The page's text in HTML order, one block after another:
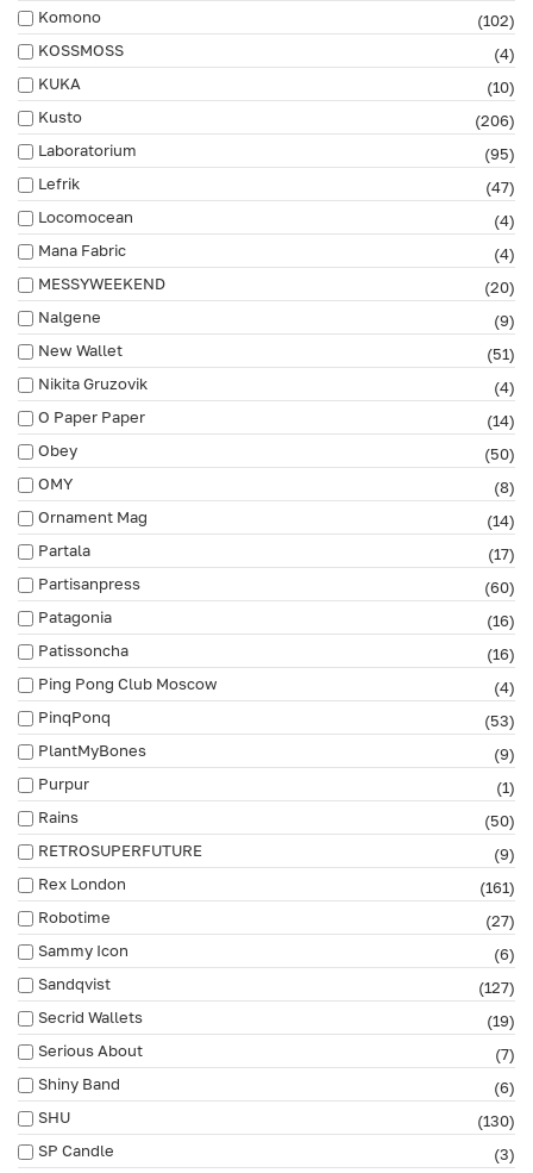
Komono
(102)
KOSSMOSS
(4)
KUKA
(10)
Kusto
(206)
Laboratorium
(95)
Lefrik
(47)
Locomocean
(4)
Mana Fabric
(4)
MESSYWEEKEND
(20)
Nalgene
(9)
New Wallet
(51)
Nikita Gruzovik
(4)
O Paper Paper
(14)
Obey
(50)
OMY
(8)
Ornament Mag
(14)
Partala
(17)
Partisanpress
(60)
Patagonia
(16)
Patissoncha
(16)
Ping Pong Club Moscow
(4)
PinqPonq
(53)
PlantMyBones
(9)
Purpur
(1)
Rains
(50)
RETROSUPERFUTURE
(9)
Rex London
(161)
Robotime
(27)
Sammy Icon
(6)
Sandqvist
(127)
Secrid Wallets
(19)
Serious About
(7)
Shiny Band
(6)
SHU
(130)
SP Candle
(3)